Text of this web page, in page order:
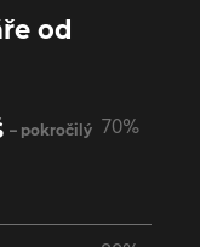
od
70%
– pokročilý